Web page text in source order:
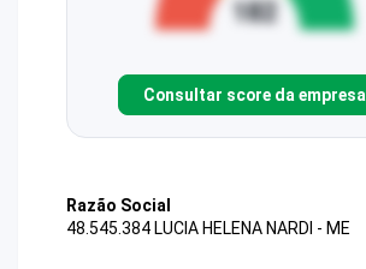
Consultar score da empresa
Razão Social
48.545.384 LUCIA HELENA NARDI - ME